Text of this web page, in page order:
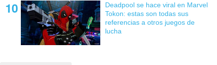
Deadpool se hace viral en Marvel
Tokon: estas son todas sus
referencias a otros juegos de
lucha